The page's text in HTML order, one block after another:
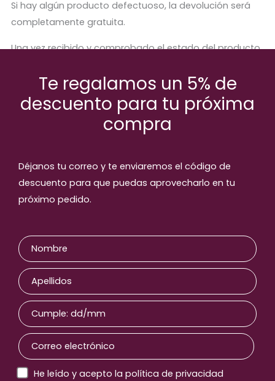
Si hay algún producto defectuoso, la devolución será
completamente gratuita.
Una vez recibido y comprobado el estado del producto,
Productos relaccionados
Te regalamos un 5% de
descuento para tu próxima
compra
Déjanos tu correo y te enviaremos el código de
descuento para que puedas aprovecharlo en tu
próximo pedido.
He leído y acepto la política de privacidad